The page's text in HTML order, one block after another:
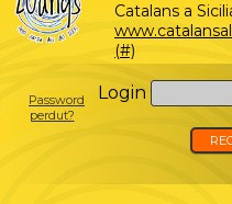
Catalans a
(#)
Login
Password
perdut?